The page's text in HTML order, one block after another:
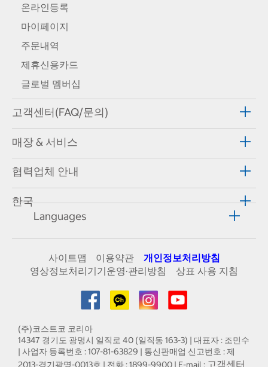
온라인등록
마이페이지
주문내역
제휴신용카드
글로벌 멤버십
고객센터(FAQ/문의)
매장 & 서비스
협력업체 안내
한국
Languages
사이트맵 이용약관
개인정보처리방침
영상정보처리기기운영·관리방침
상표 사용 지침
(주)코스트코 코리아
14347 경기도 광명시 일직로 40 (일직동 163-3) | 대표자 : 조민수
| 사업자 등록번호 : 107-81-63829 | 통신판매업 신고번호 : 제
2013-경기광명-0013호 | 전화 : 1899-9900 | E-mail : 고객센터